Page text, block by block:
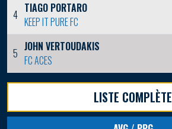
4 TIAGO PORTARO
KEEP IT PURE FC
5 JOHN VERTOUDAKIS
FC ACES
LISTE COMPLÈTE